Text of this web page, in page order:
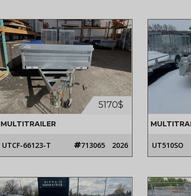
5170$
MULTITRAILER
UTCF-66123-T 713065 2026 UT510SO